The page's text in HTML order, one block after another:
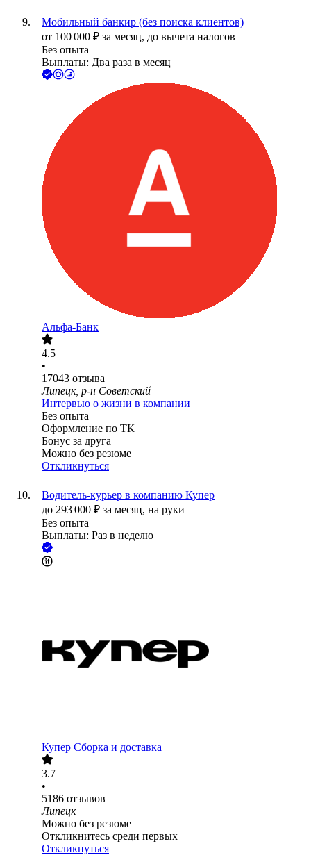
Мобильный банкир (без поиска клиентов)
от 100 000 ₽ за месяц, до вычета налогов
Без опыта
Выплаты: Два раза в месяц
Альфа-Банк
4.5
•
17043 отзыва
Липецк, р-н Советский
Интервью о жизни в компании
Без опыта
Оформление по ТК
Бонус за друга
Можно без резюме
Откликнуться
Водитель-курьер в компанию Купер
до 293 000 ₽ за месяц, на руки
Без опыта
Выплаты: Раз в неделю
Купер Сборка и доставка
3.7
•
5186 отзывов
Липецк
Можно без резюме
Откликнитесь среди первых
Откликнуться